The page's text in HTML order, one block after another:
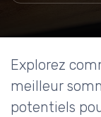
Explorez
meilleur
potentiels